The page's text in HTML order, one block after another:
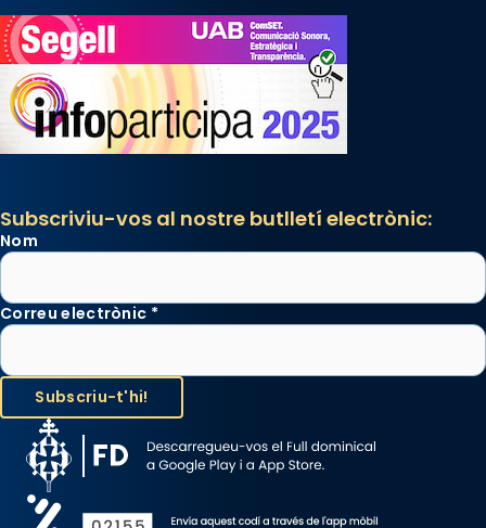
Subscriviu-vos al nostre butlletí electrònic:
Nom
Correu electrònic *